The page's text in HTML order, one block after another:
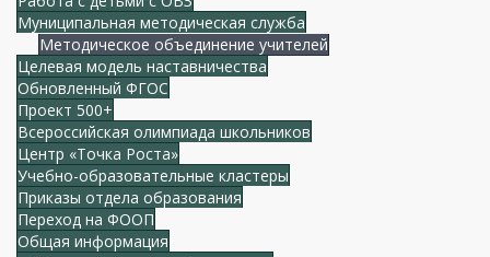
Муниципальная методическая служба
Методическое объединение учителей
Целевая модель наставничества
Обновленный ФГОС
Проект 500+
Всероссийская олимпиада школьников
Центр «Точка Роста»
Учебно-образовательные кластеры
Приказы отдела образования
Переход на ФООП
Общая информация